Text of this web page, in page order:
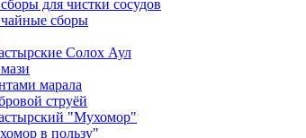
для чистки сосудов
сборы
Солох Аул
марала
струёй
"Мухомор"
в пользу"